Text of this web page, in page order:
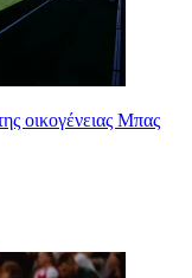
οικογένειας Μπας